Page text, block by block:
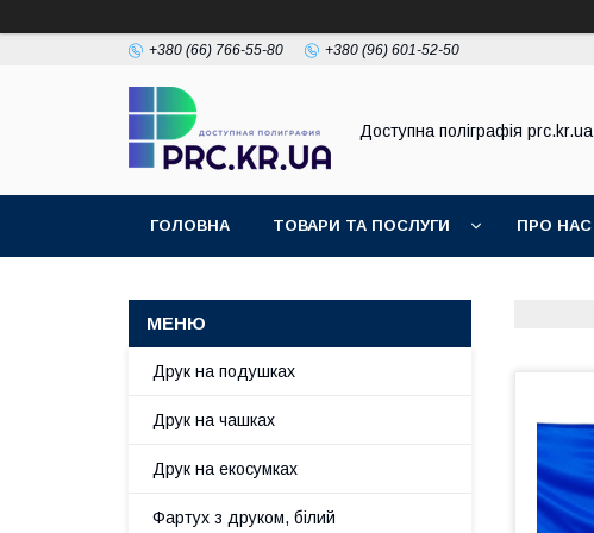
+380 (66) 766-55-80 +380 (96) 601-52-50
Доступна поліграфія prc.kr.ua
ГОЛОВНА ТОВАРИ ТА ПОСЛУГИ ПРО НАС
Друк на подушках
Друк на чашках
Друк на екосумках
Фартух з друком, білий